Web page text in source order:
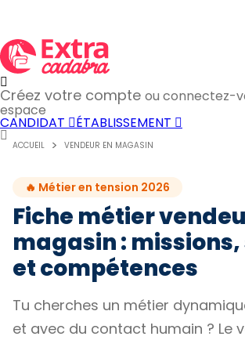
Créez votre compte ou connectez-
espace
CANDIDAT ÉTABLISSEMENT
ACCUEIL VENDEUR EN MAGASIN
🔥 Métier en tension 2026
Fiche métier
magasin :
et compétences
Tu cherches un métier
et avec du contact humain ? Le